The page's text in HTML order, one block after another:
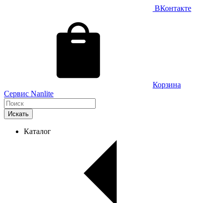
ВКонтакте
Корзина
Сервис Nanlite
Искать
Каталог